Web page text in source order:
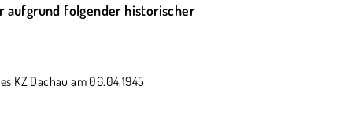
aufgrund folgender historischer
KZ Dachau am 06.04.1945